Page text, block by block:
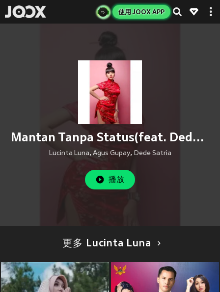
使用 JOOX APP
Mantan Tanpa Status(feat. Dede Satria)
Lucinta Luna, Agus Gupay, Dede Satria
播放
更多 Lucinta Luna